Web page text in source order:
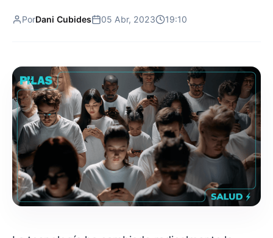
PorDani Cubides 05 Abr, 2023 19:10